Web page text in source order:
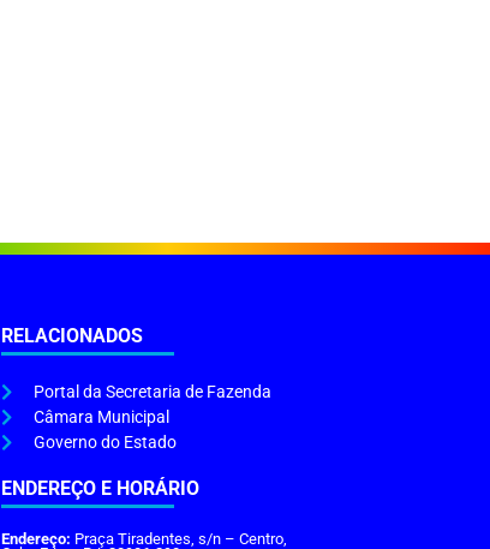
RELACIONADOS
Portal da Secretaria de Fazenda
Câmara Municipal
Governo do Estado
ENDEREÇO E HORÁRIO
Endereço: Praça Tiradentes, s/n – Centro,